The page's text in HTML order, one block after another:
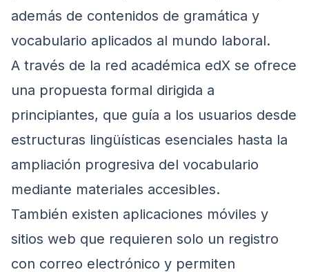
además de contenidos de gramática y
vocabulario aplicados al mundo laboral.
A través de la red académica edX se ofrece
una propuesta formal dirigida a
principiantes, que guía a los usuarios desde
estructuras lingüísticas esenciales hasta la
ampliación progresiva del vocabulario
mediante materiales accesibles.
También existen aplicaciones móviles y
sitios web que requieren solo un registro
con correo electrónico y permiten